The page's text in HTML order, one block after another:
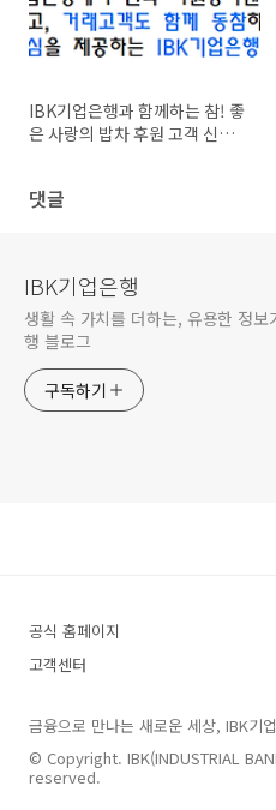
IBK기업은행과 함께하는 참! 좋
은 사랑의 밥차 후원 고객 신청
댓글
IBK기업은행
생활 속 가치를 더하는, 유용한 정
행 블로그
구독하기
공식 홈페이지
고객센터
금융으로 만나는 새로운 세상, IBK기
© Copyright. IBK(INDUSTRIAL
reserved.